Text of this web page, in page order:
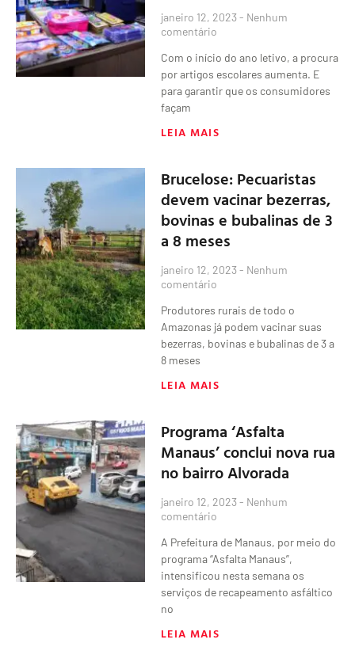
janeiro 12, 2023 Nenhum
comentário
Com o início do ano letivo, a procura
por artigos escolares aumenta. E
para garantir que os consumidores
façam
LEIA MAIS
Brucelose: Pecuaristas
devem vacinar bezerras,
bovinas e bubalinas de 3
a 8 meses
janeiro 12, 2023 Nenhum
comentário
Produtores rurais de todo o
Amazonas já podem vacinar suas
bezerras, bovinas e bubalinas de 3 a
8 meses
LEIA MAIS
Programa ‘Asfalta
Manaus’ conclui nova rua
no bairro Alvorada
janeiro 12, 2023 Nenhum
comentário
A Prefeitura de Manaus, por meio do
programa “Asfalta Manaus”,
intensificou nesta semana os
serviços de recapeamento asfáltico
no
LEIA MAIS